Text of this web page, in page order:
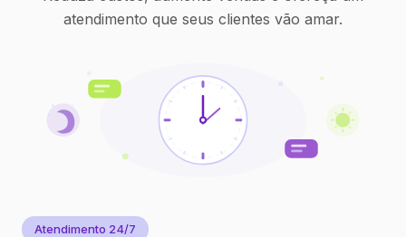
atendimento que seus clientes vão amar.
Atendimento 24/7